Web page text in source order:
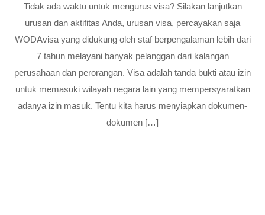
Tidak ada waktu untuk mengurus visa? Silakan lanjutkan
urusan dan aktifitas Anda, urusan visa, percayakan saja
WODAvisa yang didukung oleh staf berpengalaman lebih dari
7 tahun melayani banyak pelanggan dari kalangan
perusahaan dan perorangan. Visa adalah tanda bukti atau izin
untuk memasuki wilayah negara lain yang mempersyaratkan
adanya izin masuk. Tentu kita harus menyiapkan dokumen-
dokumen […]